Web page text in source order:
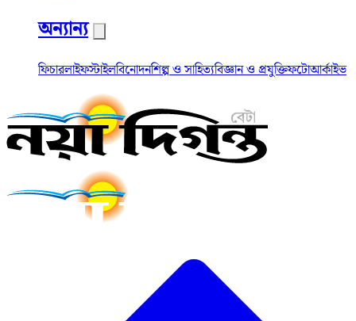
অন্যান্য
ফিচারলাইফস্টাইলবিনোদনশিল্প ও সাহিত্যবিজ্ঞান ও প্রযুক্তিফটোআর্কাইভ